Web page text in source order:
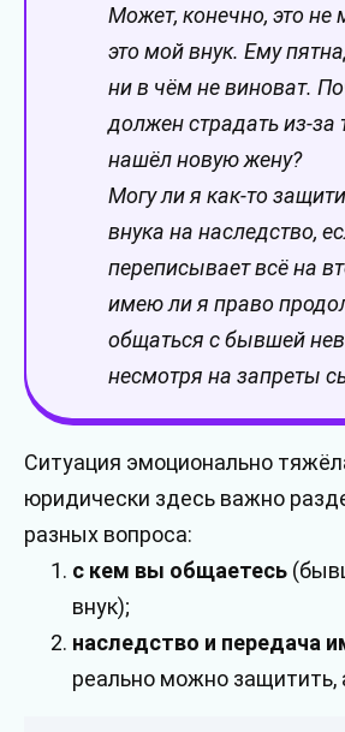
Может, конечно, это не
это мой внук. Ему
ни в чём не виноват.
должен страдать из-за
нашёл новую жену?
Могу ли я как-то
внука на наследство,
переписывает всё на
имею ли я право
общаться с бывшей
несмотря на запреты
Ситуация эмоционально
юридически здесь важно
разных вопроса:
с кем вы общаетесь
внук);
наследство и передача
реально можно защитить,